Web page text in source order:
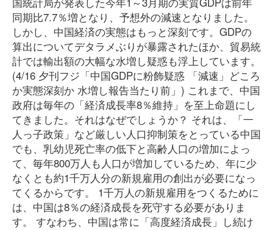
同期比7.7％増となり、予想外の減速となりました。
しかし、中国経済の実態はもっと深刻です。GDPの
算出についてデタラメぶりが暴露されたほか、貿易統
計では輸出額の大幅な水増し疑惑も浮上しています。
(4/16 夕刊フジ「中国GDPに粉飾疑惑 「減速」どころ
か実態深刻か 水増し報告当たり前」) これまで、中国
政府は毎年の「経済成長率8％維持」を至上命題にし
てきました。それはなぜでしょうか？ それは、「一
人っ子政策」など厳しい人口抑制策をとっている中国
でも、乳幼児死亡率の低下と高齢人口の増加によっ
て、毎年800万人も人口が増加しているため、年に少
なくとも約1千万人分の新規雇用の創出が必要になっ
てくるからです。 1千万人の新規雇用をつくるために
は、中国は8％の経済成長を死守する必要がありま
す。 すなわち、中国は常に「高度経済成長」し続け